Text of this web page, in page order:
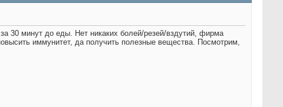
30 минут до еды. Нет никаких болей/резей/вздутий, фирма
иммунитет, да получить полезные вещества. Посмотрим,